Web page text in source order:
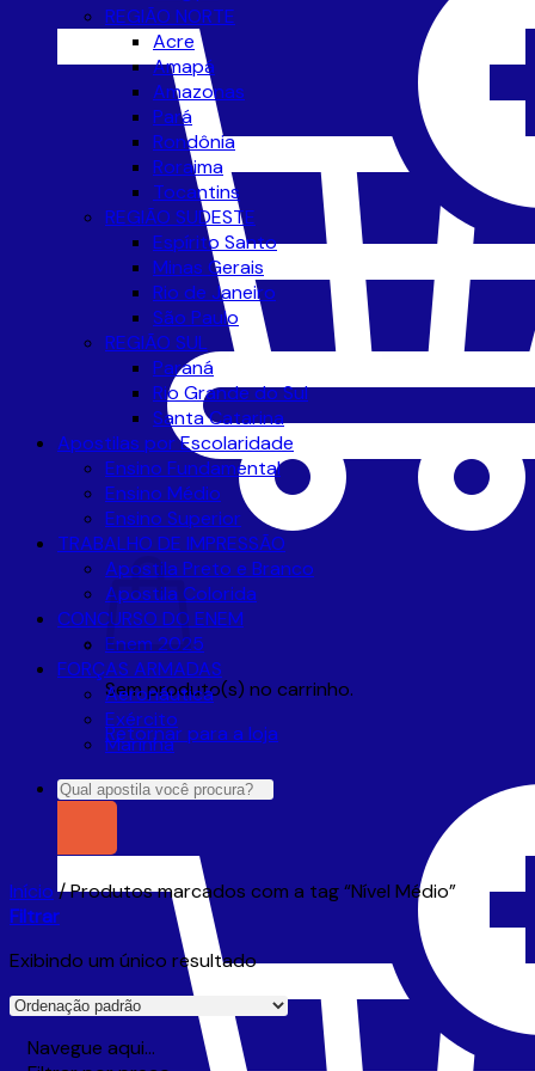
Sem produto(s) no carrinho.
Retornar para a loja
REGIÃO NORTE
Acre
Amapá
Amazonas
Pará
Rondônia
Roraima
Tocantins
REGIÃO SUDESTE
Espírito Santo
Minas Gerais
Rio de Janeiro
São Paulo
REGIÃO SUL
Paraná
Rio Grande do Sul
Santa Catarina
Apostilas por Escolaridade
Ensino Fundamental
Ensino Médio
Ensino Superior
TRABALHO DE IMPRESSÃO
Apostila Preto e Branco
Apostila Colorida
CONCURSO DO ENEM
Enem 2025
FORÇAS ARMADAS
Aeronáutica
Exército
Marinha
Pesquisar
Início /Produtos marcados com a tag “Nível Médio”
Filtrar
Exibindo um único resultado
Navegue aqui…